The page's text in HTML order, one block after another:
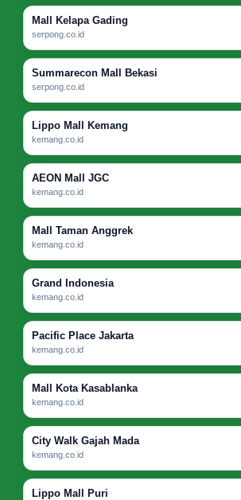
Mall Kelapa Gading
serpong.co.id
Summarecon Mall Bekasi
serpong.co.id
Lippo Mall Kemang
kemang.co.id
AEON Mall JGC
kemang.co.id
Mall Taman Anggrek
kemang.co.id
Grand Indonesia
kemang.co.id
Pacific Place Jakarta
kemang.co.id
Mall Kota Kasablanka
kemang.co.id
City Walk Gajah Mada
kemang.co.id
Lippo Mall Puri